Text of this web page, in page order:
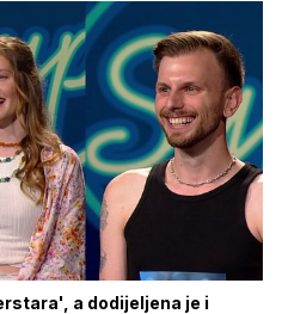
a dodijeljena je i